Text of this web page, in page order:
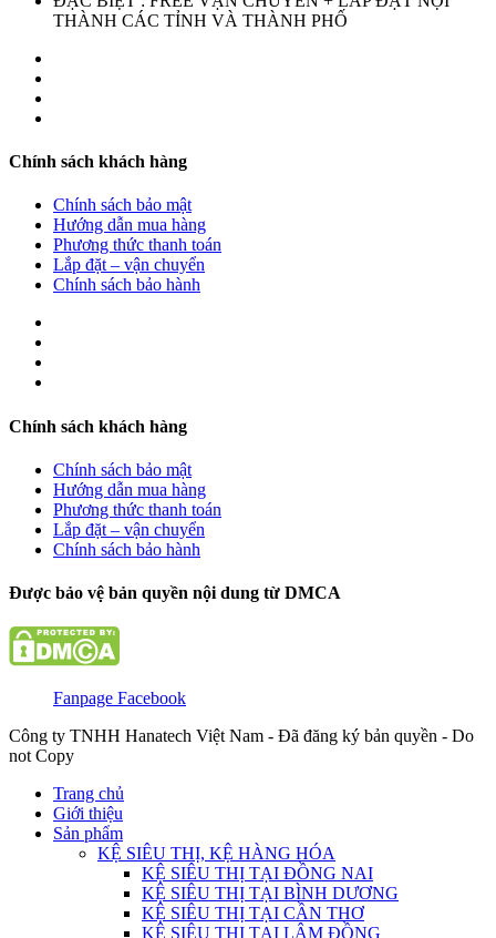
THÀNH CÁC TỈNH VÀ THÀNH PHỐ
Chính sách khách hàng
Chính sách bảo mật
Hướng dẫn mua hàng
Phương thức thanh toán
Lắp đặt – vận chuyển
Chính sách bảo hành
Chính sách khách hàng
Chính sách bảo mật
Hướng dẫn mua hàng
Phương thức thanh toán
Lắp đặt – vận chuyển
Chính sách bảo hành
Được bảo vệ bản quyền nội dung từ DMCA
Fanpage Facebook
Công ty TNHH Hanatech Việt Nam - Đã đăng ký bản quyền - Do
not Copy
Trang chủ
Giới thiệu
Sản phẩm
KỆ SIÊU THỊ, KỆ HÀNG HÓA
KỆ SIÊU THỊ TẠI ĐỒNG NAI
KỆ SIÊU THỊ TẠI BÌNH DƯƠNG
KỆ SIÊU THỊ TẠI CẦN THƠ
KỆ SIÊU THỊ TẠI LÂM ĐỒNG